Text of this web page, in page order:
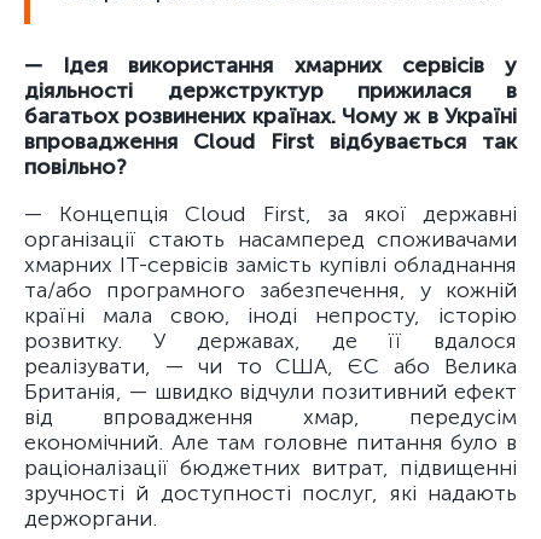
— Ідея використання хмарних сервісів у
діяльності держструктур прижилася в
багатьох розвинених країнах. Чому ж в Україні
впровадження Cloud First відбувається так
повільно?
— Концепція Cloud First, за якої державні
організації стають насамперед споживачами
хмарних ІТ-сервісів замість купівлі обладнання
та/або програмного забезпечення, у кожній
країні мала свою, іноді непросту, історію
розвитку. У державах, де її вдалося
реалізувати, — чи то США, ЄС або Велика
Британія, — швидко відчули позитивний ефект
від впровадження хмар, передусім
економічний. Але там головне питання було в
раціоналізації бюджетних витрат, підвищенні
зручності й доступності послуг, які надають
держоргани.